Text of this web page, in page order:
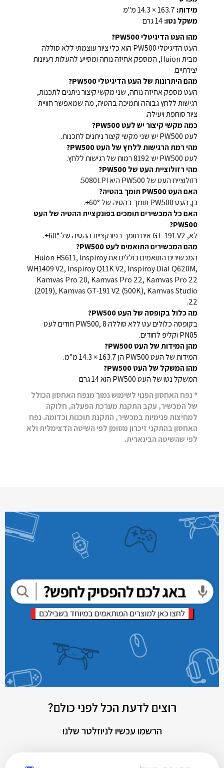
מידות:
משקל נטו:
מהו העט הדיגיטלי PW500?
העט הדיגיטלי PW500 הוא כלי ציור עוצמתי ללא סוללה
מבית Huion, המספק אחיזה נוחה ומסייע להעלות רעיונות
יצירתיים.
מהם היתרונות של העט הדיגיטלי PW500?
העט מספק אחיזה נוחה, שני מקשי קיצור ניתנים לתכנות,
רגישות ללחץ גבוהה ותמיכה בהטיה, מה שמאפשר חוויית
ציור סוחפת ויעילה.
כמה מקשי קיצור יש לעט PW500?
לעט PW500 יש שני מקשי קיצור ניתנים לתכנות.
מהי רמת הרגישות ללחץ של העט PW500?
לעט PW500 יש 8192 רמות של רגישות ללחץ.
מהי רזולוציית העט של PW500?
רזולוציית העט של PW500 היא 5080LPI.
האם העט PW500 תומך בהטיה?
כן, העט PW500 תומך בהטיה של ±60°.
האם כל המכשירים תומכים בפונקציית ההטיה של העט
PW500?
לא, GT-191 V2 אינו תומך בפונקציית ההטיה של ±60°.
מהם המכשירים התואמים לעט PW500?
המכשירים התואמים כוללים את Huion HS611, Inspiroy
WH1409 V2, Inspiroy Q11K V2, Inspiroy Dial Q620M,
Kamvas Pro 20, Kamvas Pro 22, Kamvas Pro 22
(2019), Kamvas GT-191 V2 (500K), Kamvas Studio
22.
מה כלול בקופסה של העט PW500?
בקופסה כלולים עט ללא סוללה PW500, 8 חודים לעט
PN05 וקליפ לחודים.
מהן המידות של העט PW500?
המידות של העט PW500 הן 163.7 × 14.3 מ"מ.
מהו המשקל של העט PW500?
המשקל נטו של העט PW500 הוא 14 גרם
* נפח האחסון הפנוי לשימוש נמוך מנפח האחסון הכולל
של המכשיר, עקב התקנת מערכת הפעלה, חלוקה
למחיצות פנימיות במכשיר, התקנת תוכנות וכדומה. נפח
האחסון בהתקני זיכרון מסומן לפי השיטה הדצימלית ולא
לפי שהשיטה הבינארית.
רוצים לדעת הכל לפני כולם?
הרשמו עכשיו לניוזלטר שלנו